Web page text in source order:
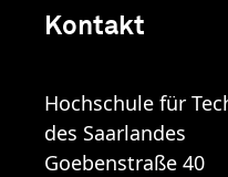
Kontakt
Hochschule für
des Saarlandes
Goebenstraße 40